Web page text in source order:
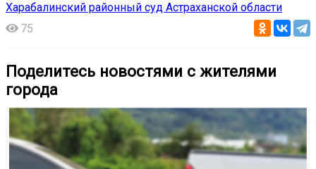
Харабалинский районный суд Астраханской области
75
Поделитесь новостями с жителями
города